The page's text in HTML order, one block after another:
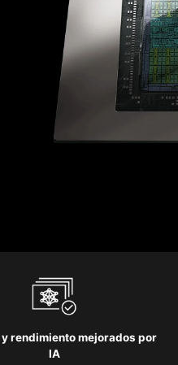
rendimiento mejorados por
IA